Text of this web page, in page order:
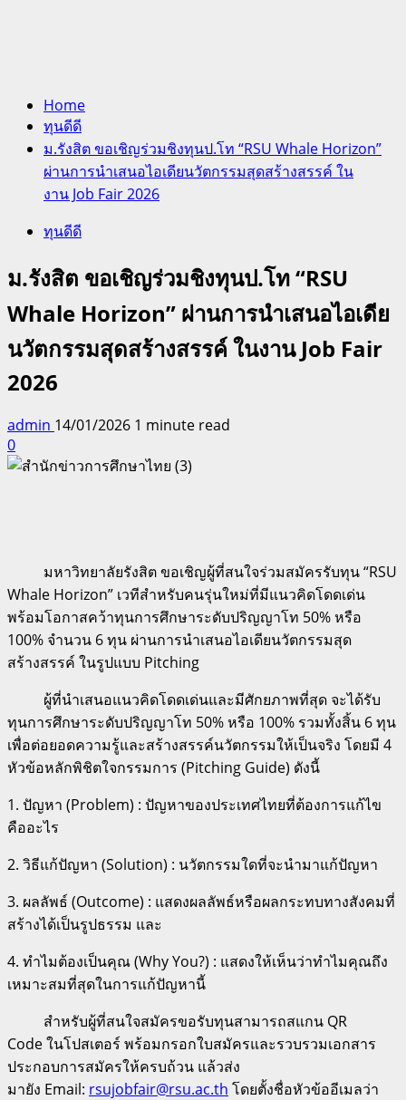
Home
ทุนดีดี
ม.รังสิต ขอเชิญร่วมชิงทุนป.โท “RSU Whale Horizon”
ผ่านการนำเสนอไอเดียนวัตกรรมสุดสร้างสรรค์ ใน
งาน Job Fair 2026
ทุนดีดี
ม.รังสิต ขอเชิญร่วมชิงทุนป.โท “RSU
Whale Horizon” ผ่านการนำเสนอไอเดีย
นวัตกรรมสุดสร้างสรรค์ ในงาน Job Fair
2026
admin 14/01/2026 1 minute read
0
มหาวิทยาลัยรังสิต ขอเชิญผู้ที่สนใจร่วมสมัครรับทุน “RSU
Whale Horizon” เวทีสำหรับคนรุ่นใหม่ที่มีแนวคิดโดดเด่น
พร้อมโอกาสคว้าทุนการศึกษาระดับปริญญาโท 50% หรือ
100% จำนวน 6 ทุน ผ่านการนำเสนอไอเดียนวัตกรรมสุด
สร้างสรรค์ ในรูปแบบ Pitching
ผู้ที่นำเสนอแนวคิดโดดเด่นและมีศักยภาพที่สุด จะได้รับ
ทุนการศึกษาระดับปริญญาโท 50% หรือ 100% รวมทั้งสิ้น 6 ทุน
เพื่อต่อยอดความรู้และสร้างสรรค์นวัตกรรมให้เป็นจริง โดยมี 4
หัวข้อหลักพิชิตใจกรรมการ (Pitching Guide) ดังนี้
1. ปัญหา (Problem) : ปัญหาของประเทศไทยที่ต้องการแก้ไข
คืออะไร
2. วิธีแก้ปัญหา (Solution) : นวัตกรรมใดที่จะนำมาแก้ปัญหา
3. ผลลัพธ์ (Outcome) : แสดงผลลัพธ์หรือผลกระทบทางสังคมที่
สร้างได้เป็นรูปธรรม และ
4. ทำไมต้องเป็นคุณ (Why You?) : แสดงให้เห็นว่าทำไมคุณถึง
เหมาะสมที่สุดในการแก้ปัญหานี้
สำหรับผู้ที่สนใจสมัครขอรับทุนสามารถสแกน QR
Codeในโปสเตอร์ พร้อมกรอกใบสมัครและรวบรวมเอกสาร
ประกอบการสมัครให้ครบถ้วน แล้วส่ง
มายัง Email: rsujobfair@rsu.ac.th โดยตั้งชื่อหัวข้ออีเมลว่า